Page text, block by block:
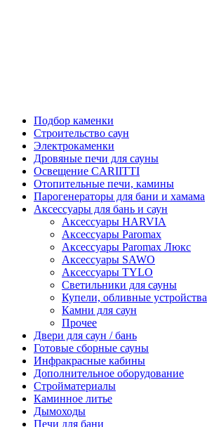
Подбор каменки
Строительство саун
Электрокаменки
Дровяные печи для сауны
Освещение CARIITTI
Отопительные печи, камины
Парогенераторы для бани и хамама
Аксессуары для бань и саун
Аксессуары HARVIA
Аксессуары Paromax
Аксессуары Paromax Люкс
Аксессуары SAWO
Аксессуары TYLO
Светильники для сауны
Купели, обливные устройства
Камни для саун
Прочее
Двери для саун / бань
Готовые сборные сауны
Инфракрасные кабины
Дополнительное оборудование
Стройматериалы
Каминное литье
Дымоходы
Печи для бани